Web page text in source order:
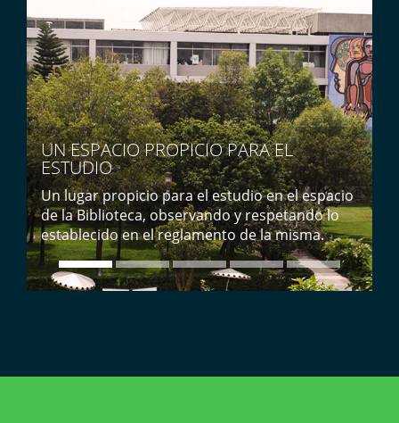
UN ESPACIO PROPICIO PARA EL
ESTUDIO
Un lugar propicio para el estudio en el espacio
de la Biblioteca, observando y respetando lo
establecido en el reglamento de la misma.